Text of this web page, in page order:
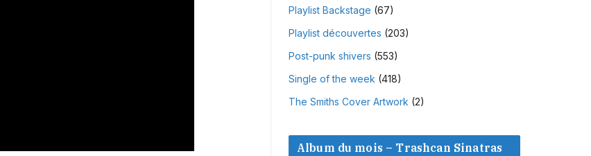
Playlist Backstage (67)
Playlist découvertes (203)
Post-punk shivers (553)
Single of the week (418)
The Smiths Cover Artwork (2)
Album du mois – Trashcan Sinatras